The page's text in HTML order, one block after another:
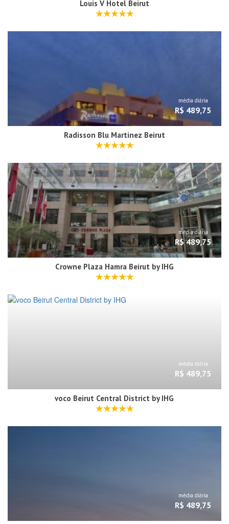
Louis V Hotel Beirut
média diária
R$ 489,75
Radisson Blu Martinez Beirut
média diária
R$ 489,75
Crowne Plaza Hamra Beirut by IHG
média diária
R$ 489,75
voco Beirut Central District by IHG
média diária
R$ 489,75